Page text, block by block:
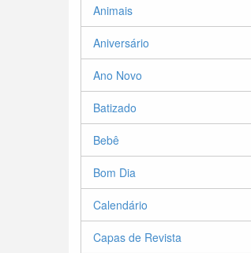
Animais
Aniversário
Ano Novo
Batizado
Bebê
Bom Dia
Calendário
Capas de Revista